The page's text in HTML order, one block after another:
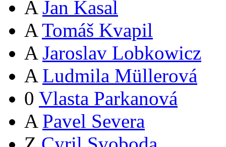
A Jan Kasal
A Tomáš Kvapil
A Jaroslav Lobkowicz
A Ludmila Müllerová
0 Vlasta Parkanová
A Pavel Severa